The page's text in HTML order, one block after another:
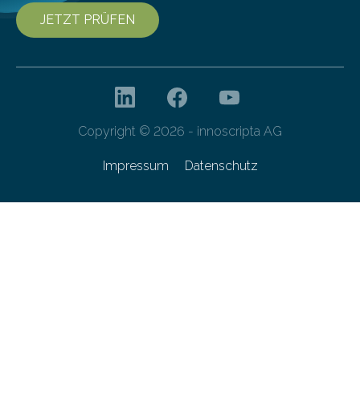
JETZT PRÜFEN
Copyright © 2026 - innoscripta AG
Impressum Datenschutz